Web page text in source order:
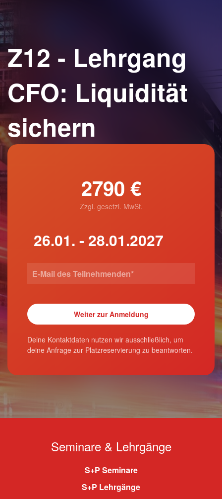
Z12 - Lehrgang
CFO: Liquidität
sichern
2790 €
Zzgl. gesetzl. MwSt.
Deine Kontaktdaten nutzen wir ausschließlich, um
deine Anfrage zur Platzreservierung zu beantworten.
Seminare & Lehrgänge
S+P Seminare
S+P Lehrgänge